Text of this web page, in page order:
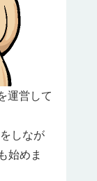
運営して
しなが
始めま